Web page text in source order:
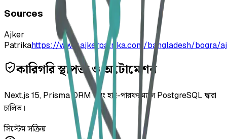
Sources
Ajker
Patrikahttps://www.ajkerpatrika.com/bangladesh/bogra/
কারিগরি স্থাপত্য ও অটোমেশন
Next.js 15, Prisma ORM এবং হাই-পারফরম্যান্স PostgreSQL দ্বারা
চালিত।
সিস্টেম সক্রিয়